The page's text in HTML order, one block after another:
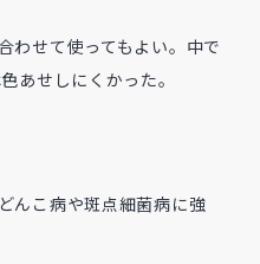
わせて使ってもよい。中で
あせしにくかった。
んこ病や斑点細菌病に強